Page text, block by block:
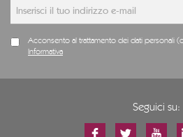
Acconsento al trattamento dei dati personali
Informativa
Seguici su: